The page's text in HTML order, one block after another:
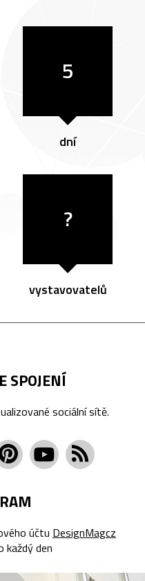
5
dní
?
vystavovatelů
SPOJENÍ
sociální sítě.
účtu DesignMagcz
každý den